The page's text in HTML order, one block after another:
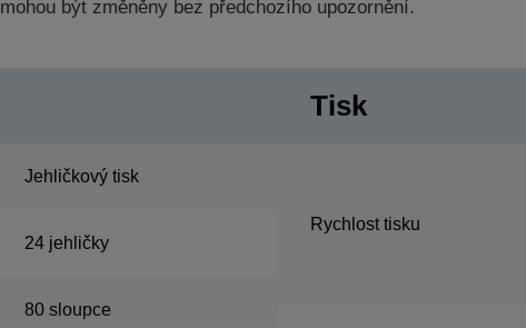
být změněny bez předchozího upozornění.
Jehličkový tisk
24 jehličky
80 sloupce
Tisk
Rychlost tisku